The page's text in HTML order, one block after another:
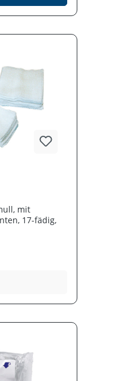
Einsatz. ✅
Hergestellt
für
– überall dort,
mit
17-fädig,